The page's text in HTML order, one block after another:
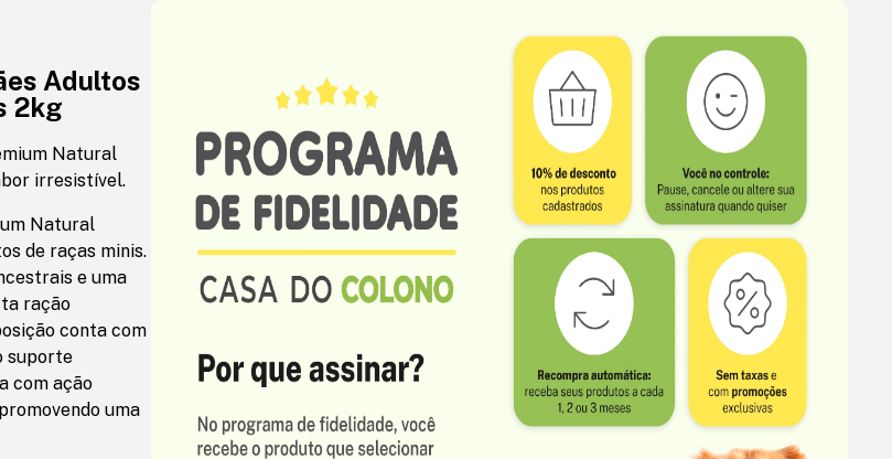
Adultos
2kg
Natural
irresistível.
Natural
de raças minis.
e uma
ração
conta com
suporte
com ação
uma